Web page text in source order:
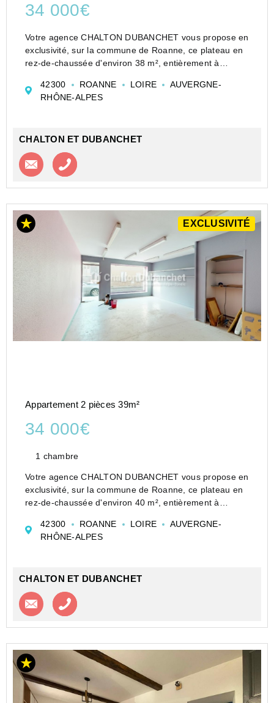
34 000€
Votre agence CHALTON DUBANCHET vous propose en
exclusivité, sur la commune de Roanne, ce plateau en
rez-de-chaussée d'environ 38 m², entièrement à
d'aménagement.
Ce bien sera viabilisé (eau, électric...
42300 ROANNE LOIRE
AUVERGNE-
RHÔNE-ALPES
CHALTON ET DUBANCHET
Contacter l'agence
EXCLUSIVITÉ
Appartement 2 pièces 39m²
34 000€
1 chambre
Votre agence CHALTON DUBANCHET vous propose en
exclusivité, sur la commune de Roanne, ce plateau en
rez-de-chaussée d'environ 40 m², entièrement à
d'aménagement.
Ce bien sera viabilisé (eau, électrici...
42300 ROANNE LOIRE
AUVERGNE-
RHÔNE-ALPES
CHALTON ET DUBANCHET
Contacter l'agence